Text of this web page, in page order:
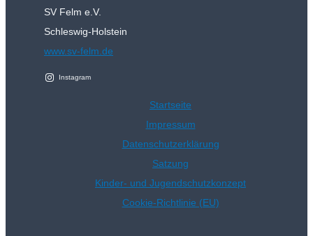
SV Felm e.V.
Schleswig-Holstein
www.sv-felm.de
Instagram
Startseite
Impressum
Datenschutzerklärung
Satzung
Kinder- und Jugendschutzkonzept
Cookie-Richtlinie (EU)